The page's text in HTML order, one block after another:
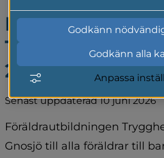
Dags att
2026
Senast uppdaterad 10 juni 2026
Föräldrautbildningen
Gnosjö till alla föräldrar till
Godkänn
Godkänn alla
Anpassa